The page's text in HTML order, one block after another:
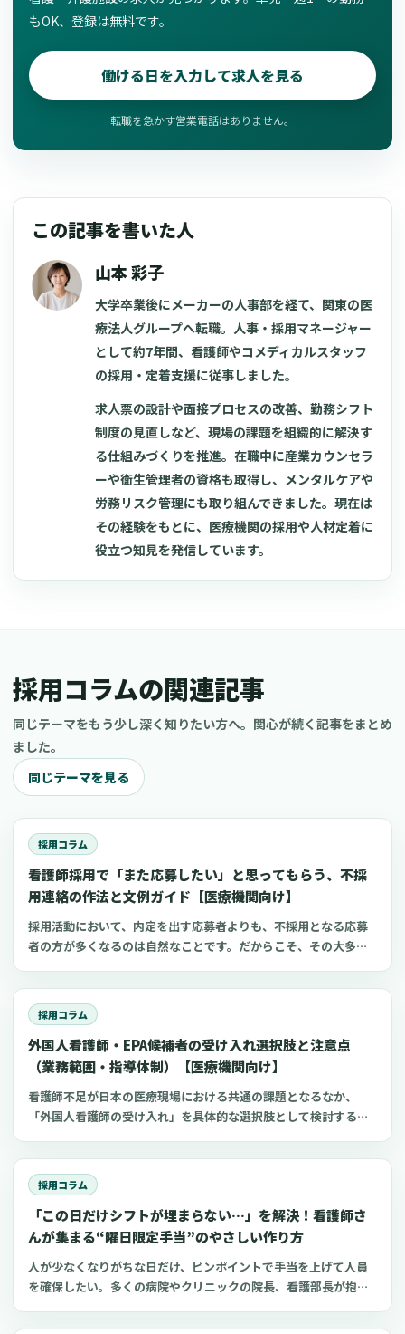
もOK、登録は無料です。
働ける日を入力して求人を見る
転職を急かす営業電話はありません。
この記事を書いた人
山本 彩子
大学卒業後にメーカーの人事部を経て、関東の医
療法人グループへ転職。人事・採用マネージャー
として約7年間、看護師やコメディカルスタッフ
の採用・定着支援に従事しました。
求人票の設計や面接プロセスの改善、勤務シフト
制度の見直しなど、現場の課題を組織的に解決す
る仕組みづくりを推進。在職中に産業カウンセラ
ーや衛生管理者の資格も取得し、メンタルケアや
労務リスク管理にも取り組んできました。現在は
その経験をもとに、医療機関の採用や人材定着に
役立つ知見を発信しています。
採用コラムの関連記事
同じテーマをもう少し深く知りたい方へ。関心が続く記事をまとめ
ました。
同じテーマを見る
採用コラム
看護師採用で「また応募したい」と思ってもらう、不採
用連絡の作法と文例ガイド【医療機関向け】
採用活動において、内定を出す応募者よりも、不採用となる応募
者の方が多くなるのは自然なことです。だからこそ、その大多数
する可能性があります。この記事は、看護師の採用に携わる院
長、看護部長、理事長、事務長、人事担当者の皆様に向けて、不
採用連絡の際に「最低限これだけは守りたい」というポイント
を、分かりやすく整理したものです。各種の法令やガイドライン
に触れつつ、特に小規模な病院やクリニック、訪問看護ステーシ
や文例を紹介します。
採用コラム
外国人看護師・EPA候補者の受け入れ選択肢と注意点
（業務範囲・指導体制）【医療機関向け】
看護師不足が日本の医療現場における共通の課題となるなか、
「外国人看護師の受け入れ」を具体的な選択肢として検討する病
に検討を始めると、在留資格の種類の複雑さ、採用後に任せられ
る業務の範囲、そして日本の看護師国家試験に合格するまでの支
援体制の構築など、確認すべき点が多岐にわたることに気づかさ
れます。この記事では、制度に沿って一つひとつ準備を進めるこ
とで、外国人看護師の受け入れは決して“特別扱い”が必要なもの
いう視点をご提案します。外国人材の受け入れが初めての施設で
も、実務で迷いやすいポイントに絞って、制度の全体像、就労前
後の業務範囲の明確化、そして現場での指導体制の具体的な設計
採用コラム
「この日だけシフトが埋まらない…」を解決！看護師さ
んが集まる“曜日限定手当”のやさしい作り方
人が少なくなりがちな日だけ、ピンポイントで手当を上げて人員
を確保したい。多くの病院やクリニックの院長、看護部長が抱え
的な方法として「ダイナミック手当（変動手当）」という考え方